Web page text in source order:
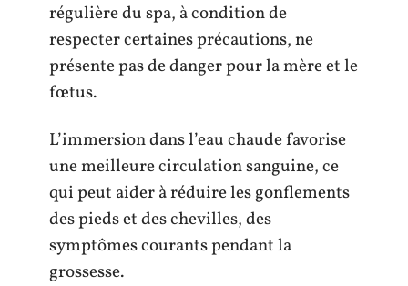
régulière du spa, à condition de
respecter certaines précautions, ne
présente pas de danger pour la mère et le
fœtus.
L’immersion dans l’eau chaude favorise
une meilleure circulation sanguine, ce
qui peut aider à réduire les gonflements
des pieds et des chevilles, des
symptômes courants pendant la
grossesse.